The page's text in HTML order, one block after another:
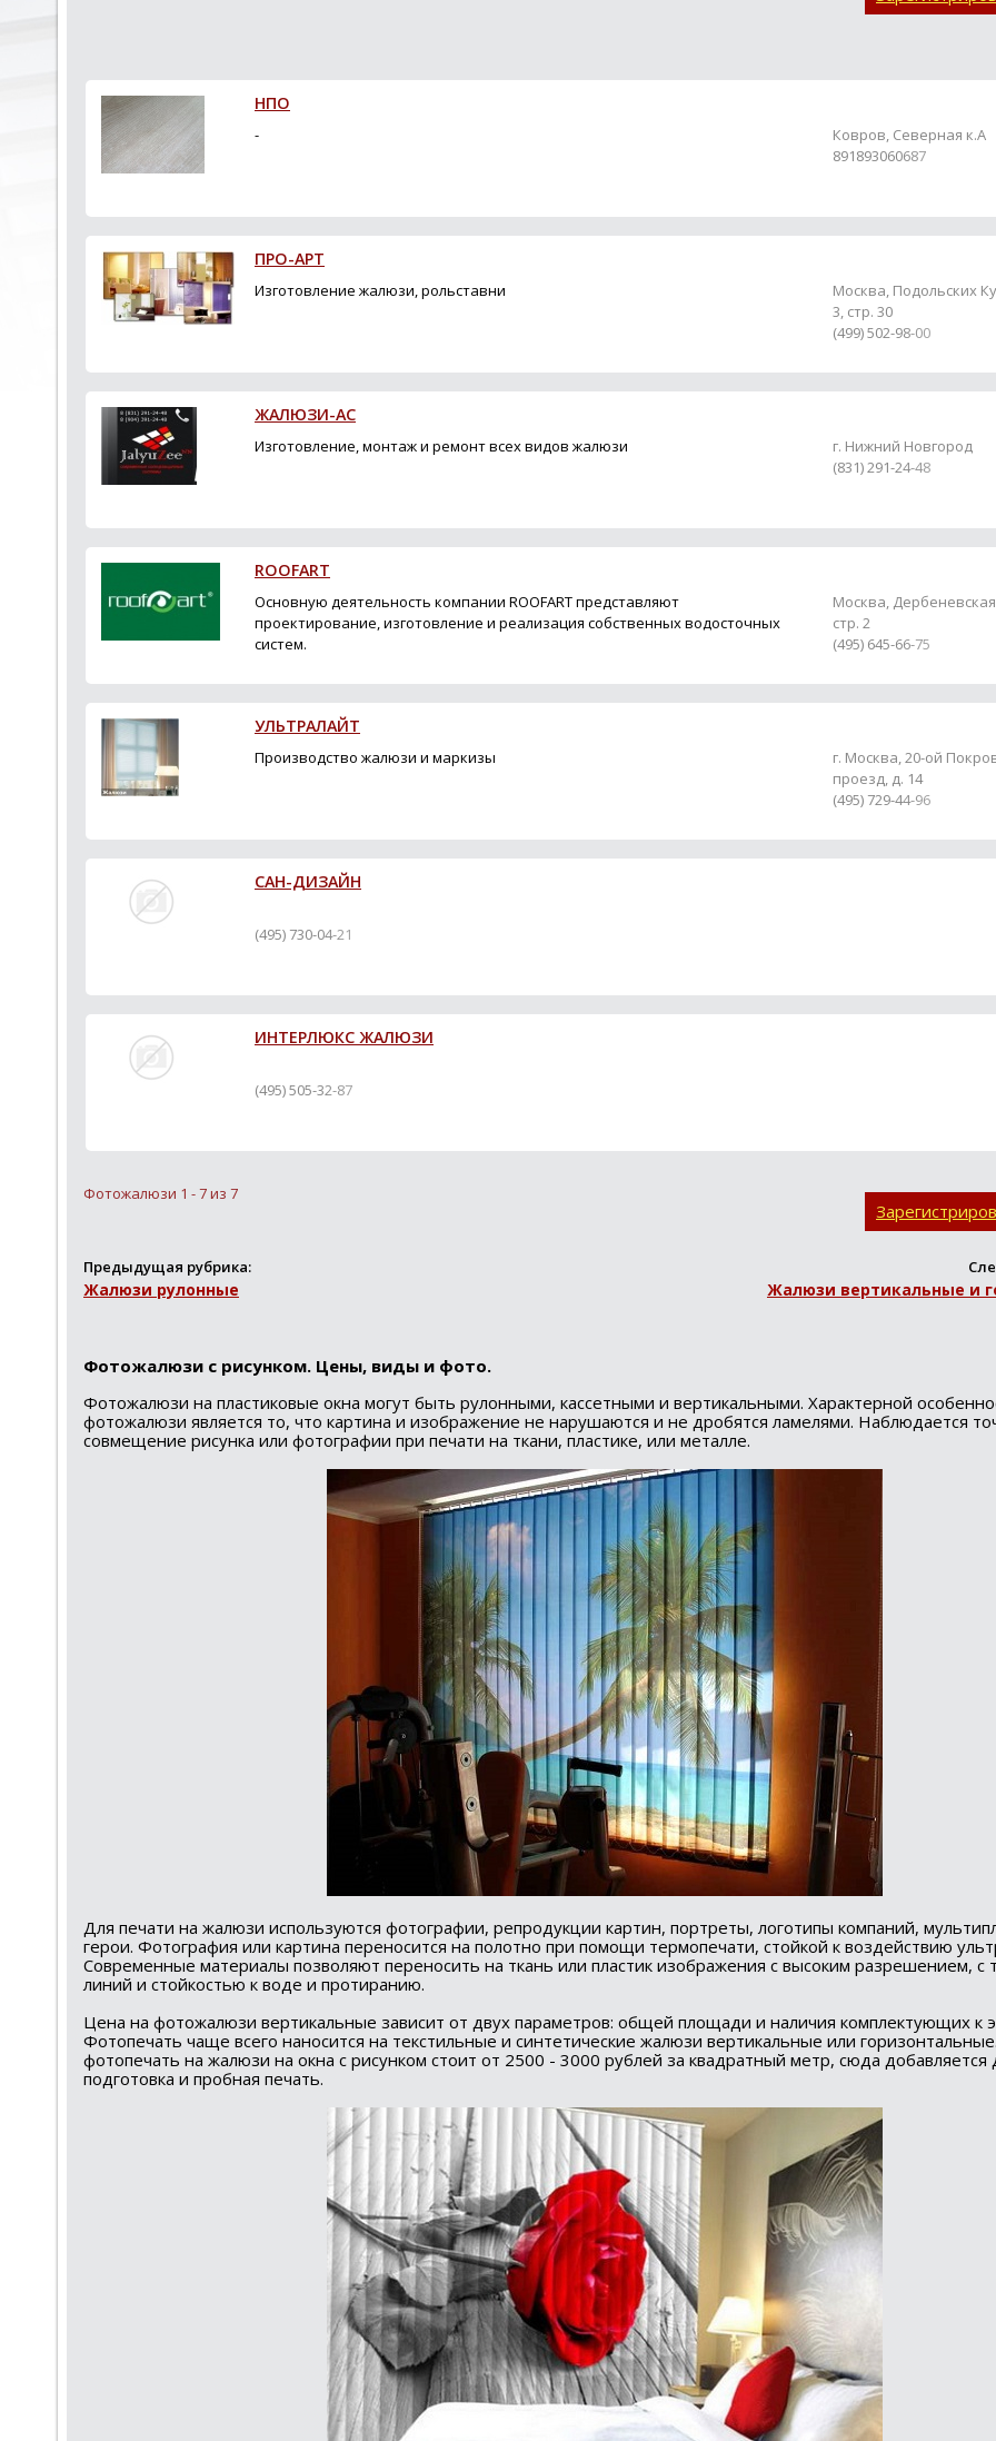
НПО
-
Ковров, Северная к.А
891893060687
ПРО-АРТ
Изготовление жалюзи, рольставни
Москва, Подольских
3, стр. 30
(499) 502-98-00
ЖАЛЮЗИ-АС
Изготовление, монтаж и ремонт всех видов жалюзи
г. Нижний Новгород
(831) 291-24-48
ROOFART
Основную деятельность компании ROOFART представляют
проектирование, изготовление и реализация собственных водосточных
систем.
Москва,
стр. 2
(495) 645-66-75
УЛЬТРАЛАЙТ
Производство жалюзи и маркизы
г. Москва, 20-ой
проезд, д. 14
(495) 729-44-96
САН-ДИЗАЙН
(495) 730-04-21
ИНТЕРЛЮКС ЖАЛЮЗИ
(495) 505-32-87
Фотожалюзи 1 - 7 из 7
Предыдущая рубрика:
Жалюзи рулонные Жалюзи вертикальные и
Фотожалюзи с рисунком. Цены, виды и фото.
Фотожалюзи на пластиковые окна могут быть рулонными, кассетными и вертикальными. Характерной
фотожалюзи является то, что картина и изображение не нарушаются и не дробятся ламелями. Наблюдается
совмещение рисунка или фотографии при печати на ткани, пластике, или металле.
Для печати на жалюзи используются фотографии, репродукции картин, портреты, логотипы компаний,
герои. Фотография или картина переносится на полотно при помощи термопечати, стойкой к воздействию
Современные материалы позволяют переносить на ткань или пластик изображения с высоким разрешением, с
линий и стойкостью к воде и протиранию.
Цена на фотожалюзи вертикальные зависит от двух параметров: общей площади и наличия комплектующих к
Фотопечать чаще всего наносится на текстильные и синтетические жалюзи вертикальные или
фотопечать на жалюзи на окна с рисунком стоит от 2500 - 3000 рублей за квадратный метр, сюда добавляется
подготовка и пробная печать.